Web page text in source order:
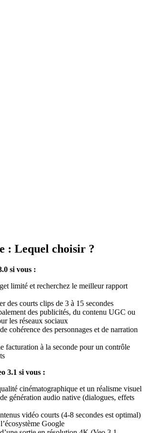
: Lequel choisir ?
si vous :
limité et recherchez le meilleur rapport
des courts clips de 3 à 15 secondes
des publicités, du contenu UGC ou
les réseaux sociaux
cohérence des personnages et de narration
facturation à la seconde pour un contrôle
3.1 si vous :
cinématographique et un réalisme visuel
génération audio native (dialogues, effets
vidéo courts (4-8 secondes est optimal)
Google